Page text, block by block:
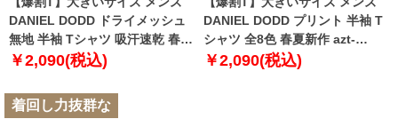
DANIEL DODD ドライメッシュ
無地 半袖 Tシャツ 吸汗速乾 春夏
新作 tjt-2602dry5 【fre】
￥2,090(税込)
DANIEL DODD プリント 半袖 T
シャツ 全8色 春夏新作 azt-
2602pt5 【fre】
￥2,090(税込)
着回し力抜群な